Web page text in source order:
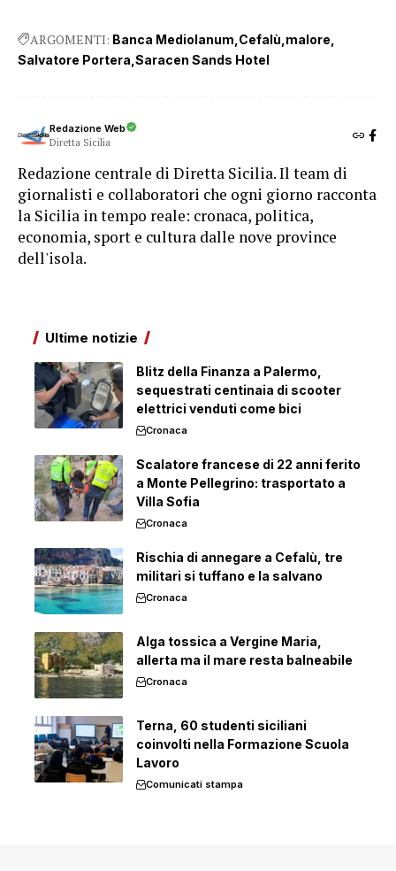
ARGOMENTI: Banca Mediolanum Cefalù malore
Salvatore Portera Saracen Sands Hotel
Redazione Web
Diretta Sicilia
Redazione centrale di Diretta Sicilia. Il team di
giornalisti e collaboratori che ogni giorno racconta
la Sicilia in tempo reale: cronaca, politica,
economia, sport e cultura dalle nove province
dell'isola.
Ultime notizie
Blitz della Finanza a Palermo,
sequestrati centinaia di scooter
elettrici venduti come bici
Cronaca
Scalatore francese di 22 anni ferito
a Monte Pellegrino: trasportato a
Villa Sofia
Cronaca
Rischia di annegare a Cefalù, tre
militari si tuffano e la salvano
Cronaca
Alga tossica a Vergine Maria,
allerta ma il mare resta balneabile
Cronaca
Terna, 60 studenti siciliani
coinvolti nella Formazione Scuola
Lavoro
Comunicati stampa